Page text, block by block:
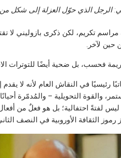
الرجل الذي حوّل العزلة إلى شكل
تكريم، لكن ذكرى بازوليني لا
حين لآخر.
فحسب، بل ضحية أيضًا للتوترات
رئيسيًا في النقاش العام لأنه لا
والقوة التحويلية – والمُدمّرة
ليس لفتةً احتفالية؛ بل هو فعلٌ من
رموز الثقافة الأوروبية في النصف